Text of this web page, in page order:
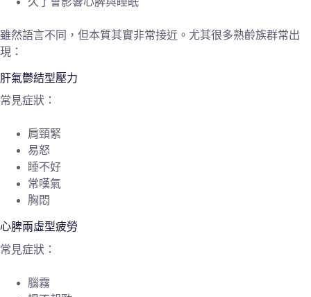
雖然語言不同，但本質其實非常接近。尤其很多熟齡族群常出
現：
肝氣鬱結型壓力
常見症狀：
肩頸緊
易怒
睡不好
常嘆氣
胸悶
心脾兩虛型疲勞
常見症狀：
腦霧